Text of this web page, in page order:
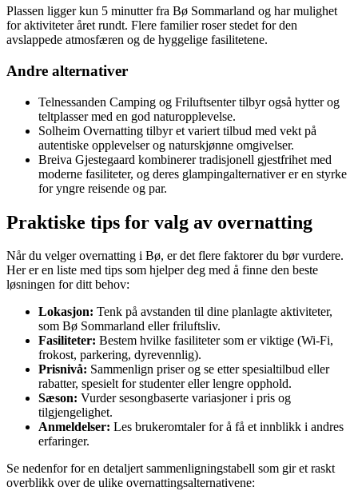
Plassen ligger kun 5 minutter fra Bø Sommarland og har mulighet
for aktiviteter året rundt. Flere familier roser stedet for den
avslappede atmosfæren og de hyggelige fasilitetene.
Andre alternativer
Telnessanden Camping og Friluftsenter tilbyr også hytter og
teltplasser med en god naturopplevelse.
Solheim Overnatting tilbyr et variert tilbud med vekt på
autentiske opplevelser og naturskjønne omgivelser.
Breiva Gjestegaard kombinerer tradisjonell gjestfrihet med
moderne fasiliteter, og deres glampingalternativer er en styrke
for yngre reisende og par.
Praktiske tips for valg av overnatting
Når du velger overnatting i Bø, er det flere faktorer du bør vurdere.
Her er en liste med tips som hjelper deg med å finne den beste
løsningen for ditt behov:
Lokasjon: Tenk på avstanden til dine planlagte aktiviteter,
som Bø Sommarland eller friluftsliv.
Fasiliteter: Bestem hvilke fasiliteter som er viktige (Wi-Fi,
frokost, parkering, dyrevennlig).
Prisnivå: Sammenlign priser og se etter spesialtilbud eller
rabatter, spesielt for studenter eller lengre opphold.
Sæson: Vurder sesongbaserte variasjoner i pris og
tilgjengelighet.
Anmeldelser: Les brukeromtaler for å få et innblikk i andres
erfaringer.
Se nedenfor for en detaljert sammenligningstabell som gir et raskt
overblikk over de ulike overnattingsalternativene: